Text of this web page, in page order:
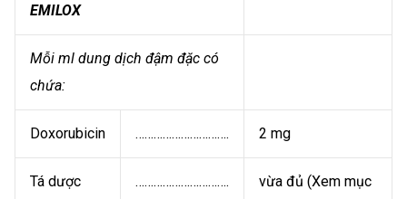
EMILOX
Mỗi ml dung dịch đậm đặc có
chứa:
Doxorubicin …………………………. 2 mg
Tá dược ………………………….
vừa đủ (Xem mục